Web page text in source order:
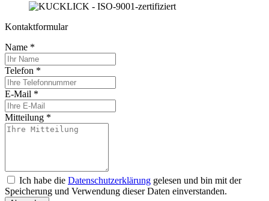
Kontaktformular
Name *
Telefon *
E-Mail *
Mitteilung *
Ich habe die Datenschutzerklärung gelesen und bin mit der
Speicherung und Verwendung dieser Daten einverstanden.